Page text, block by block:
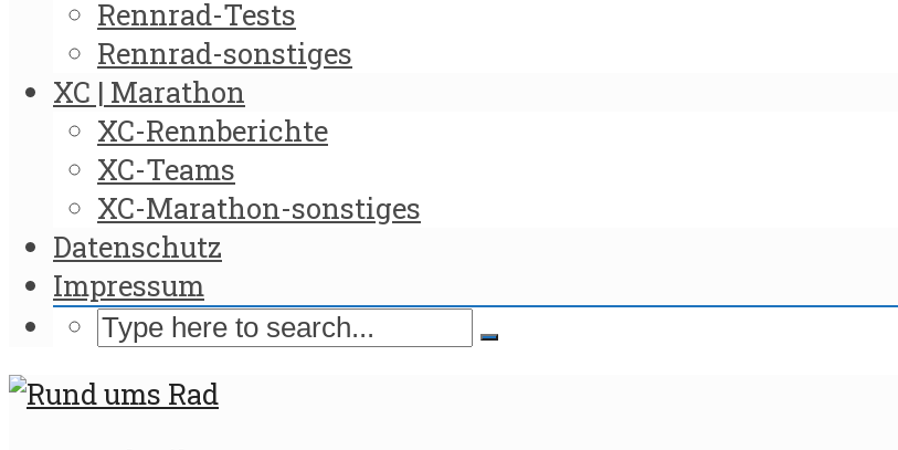
Rennrad-Tests
Rennrad-sonstiges
XC | Marathon
XC-Rennberichte
XC-Teams
XC-Marathon-sonstiges
Datenschutz
Impressum